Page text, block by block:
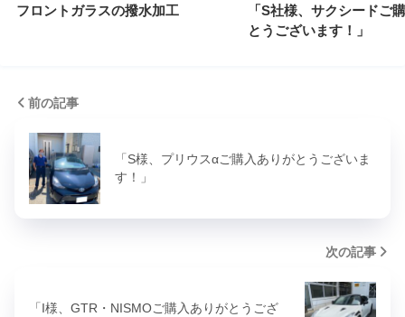
フロントガラスの撥水加工
「S社様、サクシードご
とうございます！」
前の記事
「S様、プリウスαご購入ありがとうございま
す！」
次の記事
「I様、GTR・NISMOご購入ありがとうござ